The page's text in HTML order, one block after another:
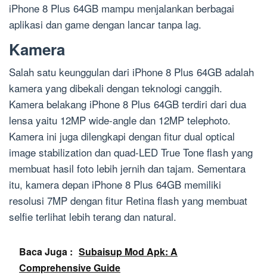
iPhone 8 Plus 64GB mampu menjalankan berbagai
aplikasi dan game dengan lancar tanpa lag.
Kamera
Salah satu keunggulan dari iPhone 8 Plus 64GB adalah
kamera yang dibekali dengan teknologi canggih.
Kamera belakang iPhone 8 Plus 64GB terdiri dari dua
lensa yaitu 12MP wide-angle dan 12MP telephoto.
Kamera ini juga dilengkapi dengan fitur dual optical
image stabilization dan quad-LED True Tone flash yang
membuat hasil foto lebih jernih dan tajam. Sementara
itu, kamera depan iPhone 8 Plus 64GB memiliki
resolusi 7MP dengan fitur Retina flash yang membuat
selfie terlihat lebih terang dan natural.
Baca Juga : Subaisup Mod Apk: A
Comprehensive Guide